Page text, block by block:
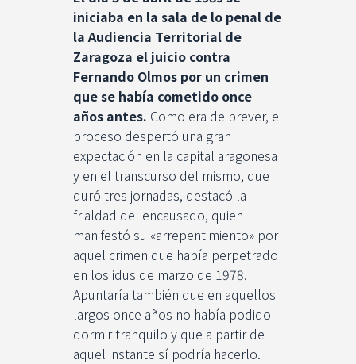
iniciaba en la sala de lo penal de
la Audiencia Territorial de
Zaragoza el juicio contra
Fernando Olmos por un crimen
que se había cometido once
años antes. Como era de prever, el
proceso despertó una gran
expectación en la capital aragonesa
y en el transcurso del mismo, que
duró tres jornadas, destacó la
frialdad del encausado, quien
manifestó su «arrepentimiento» por
aquel crimen que había perpetrado
en los idus de marzo de 1978.
Apuntaría también que en aquellos
largos once años no había podido
dormir tranquilo y que a partir de
aquel instante sí podría hacerlo.